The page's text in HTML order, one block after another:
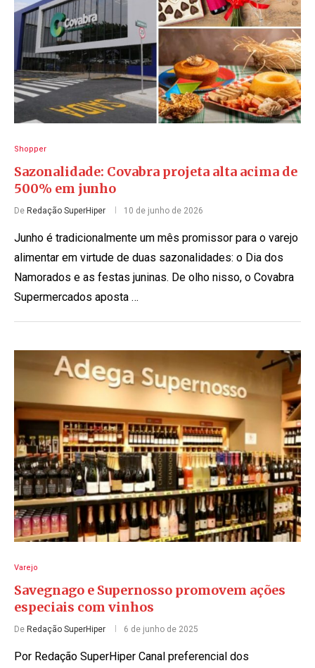
Shopper
Sazonalidade: Covabra projeta alta acima de
500% em junho
De Redação SuperHiper 10 de junho de 2026
Junho é tradicionalmente um mês promissor para o varejo
alimentar em virtude de duas sazonalidades: o Dia dos
Namorados e as festas juninas. De olho nisso, o Covabra
Supermercados aposta …
Varejo
Savegnago e Supernosso promovem ações
especiais com vinhos
De Redação SuperHiper 6 de junho de 2025
Por Redação SuperHiper Canal preferencial dos